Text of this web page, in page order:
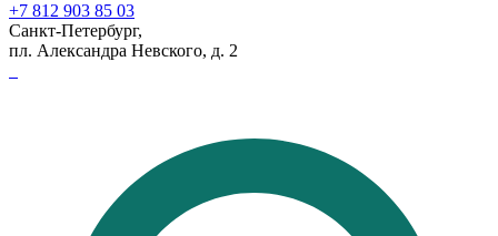
+7 812 903 85 03
Санкт-Петербург,
пл. Александра Невского, д. 2